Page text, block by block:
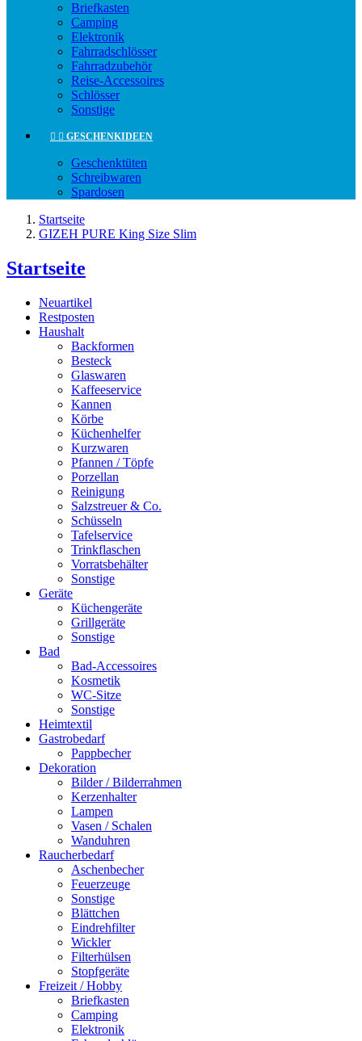
Briefkasten
Camping
Elektronik
Fahrradschlösser
Fahrradzubehör
Reise-Accessoires
Schlösser
Sonstige
  GESCHENKIDEEN
Geschenktüten
Schreibwaren
Spardosen
Startseite
GIZEH PURE King Size Slim
Startseite
Neuartikel
Restposten
Haushalt
Backformen
Besteck
Glaswaren
Kaffeeservice
Kannen
Körbe
Küchenhelfer
Kurzwaren
Pfannen / Töpfe
Porzellan
Reinigung
Salzstreuer & Co.
Schüsseln
Tafelservice
Trinkflaschen
Vorratsbehälter
Sonstige
Geräte
Küchengeräte
Grillgeräte
Sonstige
Bad
Bad-Accessoires
Kosmetik
WC-Sitze
Sonstige
Heimtextil
Gastrobedarf
Pappbecher
Dekoration
Bilder / Bilderrahmen
Kerzenhalter
Lampen
Vasen / Schalen
Wanduhren
Raucherbedarf
Aschenbecher
Feuerzeuge
Sonstige
Blättchen
Eindrehfilter
Wickler
Filterhülsen
Stopfgeräte
Freizeit / Hobby
Briefkasten
Camping
Elektronik